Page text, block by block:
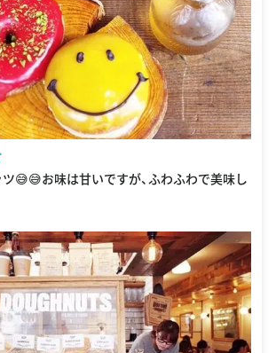
😅😅お味は甘いですが、ふわふわで美味し